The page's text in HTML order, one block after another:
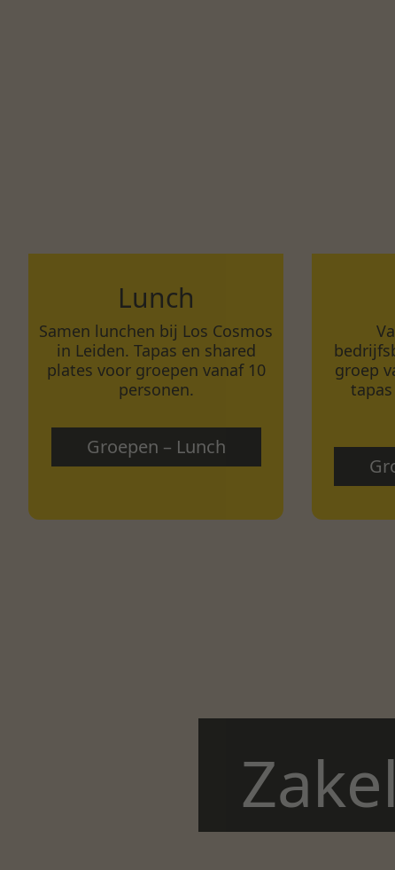
Lunch
Samen lunchen bij Los Cosmos
in Leiden. Tapas en shared
plates voor groepen vanaf 10
personen.
Groepen – Lunch
groep